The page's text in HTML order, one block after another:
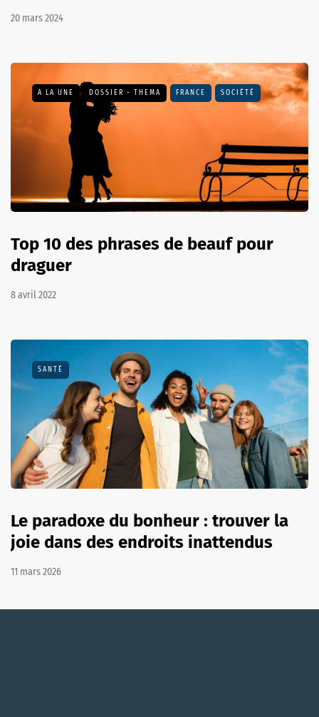
20 mars 2024
A LA UNE DOSSIER - THEMA FRANCE SOCIÉTÉ
Top 10 des phrases de beauf pour
draguer
8 avril 2022
SANTÉ
Le paradoxe du bonheur : trouver la
joie dans des endroits inattendus
11 mars 2026